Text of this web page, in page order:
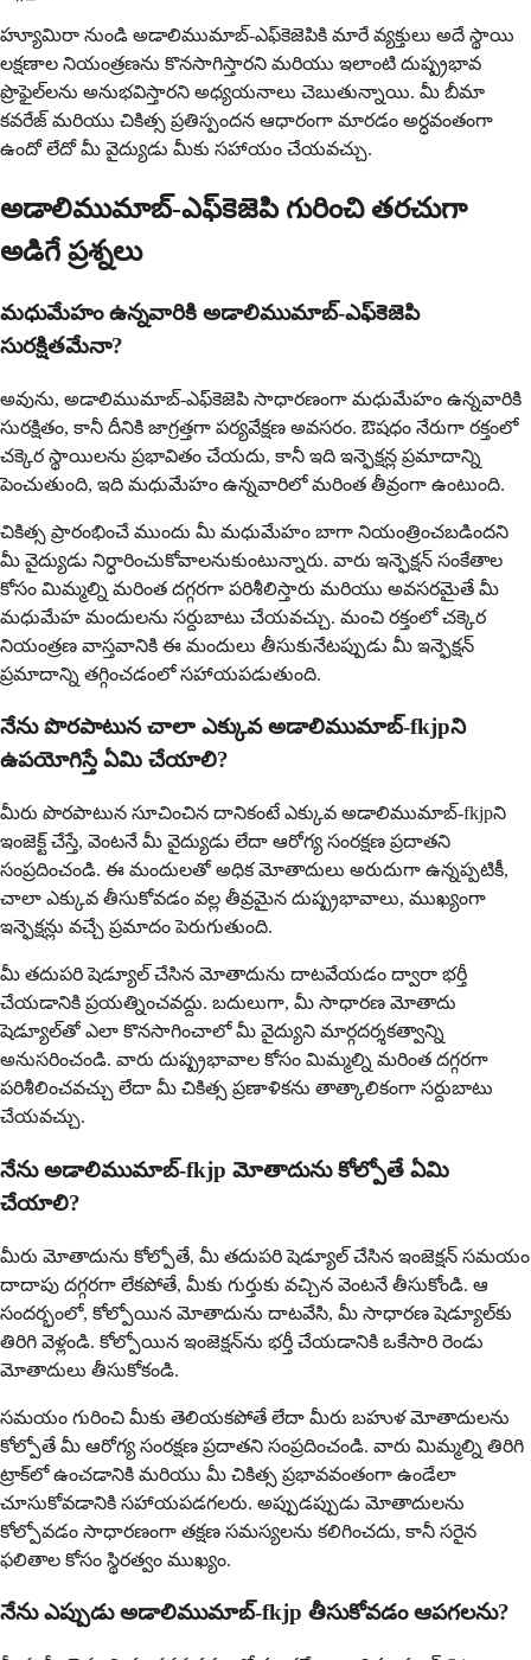
హ్యూమిరా నుండి అడాలిముమాబ్-ఎఫ్‌కెజెపికి మారే వ్యక్తులు అదే స్థాయి
లక్షణాల నియంత్రణను కొనసాగిస్తారని మరియు ఇలాంటి దుష్ప్రభావ
ప్రొఫైల్‌లను అనుభవిస్తారని అధ్యయనాలు చెబుతున్నాయి. మీ బీమా
కవరేజ్ మరియు చికిత్స ప్రతిస్పందన ఆధారంగా మారడం అర్ధవంతంగా
ఉందో లేదో మీ వైద్యుడు మీకు సహాయం చేయవచ్చు.
అడాలిముమాబ్-ఎఫ్‌కెజెపి గురించి తరచుగా
అడిగే ప్రశ్నలు
మధుమేహం ఉన్నవారికి అడాలిముమాబ్-ఎఫ్‌కెజెపి
సురక్షితమేనా?
అవును, అడాలిముమాబ్-ఎఫ్‌కెజెపి సాధారణంగా మధుమేహం ఉన్నవారికి
సురక్షితం, కానీ దీనికి జాగ్రత్తగా పర్యవేక్షణ అవసరం. ఔషధం నేరుగా రక్తంలో
చక్కెర స్థాయిలను ప్రభావితం చేయదు, కానీ ఇది ఇన్ఫెక్షన్ల ప్రమాదాన్ని
పెంచుతుంది, ఇది మధుమేహం ఉన్నవారిలో మరింత తీవ్రంగా ఉంటుంది.
చికిత్స ప్రారంభించే ముందు మీ మధుమేహం బాగా నియంత్రించబడిందని
మీ వైద్యుడు నిర్ధారించుకోవాలనుకుంటున్నారు. వారు ఇన్ఫెక్షన్ సంకేతాల
కోసం మిమ్మల్ని మరింత దగ్గరగా పరిశీలిస్తారు మరియు అవసరమైతే మీ
మధుమేహ మందులను సర్దుబాటు చేయవచ్చు. మంచి రక్తంలో చక్కెర
నియంత్రణ వాస్తవానికి ఈ మందులు తీసుకునేటప్పుడు మీ ఇన్ఫెక్షన్
ప్రమాదాన్ని తగ్గించడంలో సహాయపడుతుంది.
నేను పొరపాటున చాలా ఎక్కువ అడాలిముమాబ్-fkjpని
ఉపయోగిస్తే ఏమి చేయాలి?
మీరు పొరపాటున సూచించిన దానికంటే ఎక్కువ అడాలిముమాబ్-fkjpని
ఇంజెక్ట్ చేస్తే, వెంటనే మీ వైద్యుడు లేదా ఆరోగ్య సంరక్షణ ప్రదాతని
సంప్రదించండి. ఈ మందులతో అధిక మోతాదులు అరుదుగా ఉన్నప్పటికీ,
చాలా ఎక్కువ తీసుకోవడం వల్ల తీవ్రమైన దుష్ప్రభావాలు, ముఖ్యంగా
ఇన్ఫెక్షన్లు వచ్చే ప్రమాదం పెరుగుతుంది.
మీ తదుపరి షెడ్యూల్ చేసిన మోతాదును దాటవేయడం ద్వారా భర్తీ
చేయడానికి ప్రయత్నించవద్దు. బదులుగా, మీ సాధారణ మోతాదు
షెడ్యూల్‌తో ఎలా కొనసాగించాలో మీ వైద్యుని మార్గదర్శకత్వాన్ని
అనుసరించండి. వారు దుష్ప్రభావాల కోసం మిమ్మల్ని మరింత దగ్గరగా
పరిశీలించవచ్చు లేదా మీ చికిత్స ప్రణాళికను తాత్కాలికంగా సర్దుబాటు
చేయవచ్చు.
నేను అడాలిముమాబ్-fkjp మోతాదును కోల్పోతే ఏమి
చేయాలి?
మీరు మోతాదును కోల్పోతే, మీ తదుపరి షెడ్యూల్ చేసిన ఇంజెక్షన్ సమయం
దాదాపు దగ్గరగా లేకపోతే, మీకు గుర్తుకు వచ్చిన వెంటనే తీసుకోండి. ఆ
సందర్భంలో, కోల్పోయిన మోతాదును దాటవేసి, మీ సాధారణ షెడ్యూల్‌కు
తిరిగి వెళ్లండి. కోల్పోయిన ఇంజెక్షన్‌ను భర్తీ చేయడానికి ఒకేసారి రెండు
మోతాదులు తీసుకోకండి.
సమయం గురించి మీకు తెలియకపోతే లేదా మీరు బహుళ మోతాదులను
కోల్పోతే మీ ఆరోగ్య సంరక్షణ ప్రదాతని సంప్రదించండి. వారు మిమ్మల్ని తిరిగి
ట్రాక్‌లో ఉంచడానికి మరియు మీ చికిత్స ప్రభావవంతంగా ఉండేలా
చూసుకోవడానికి సహాయపడగలరు. అప్పుడప్పుడు మోతాదులను
కోల్పోవడం సాధారణంగా తక్షణ సమస్యలను కలిగించదు, కానీ సరైన
ఫలితాల కోసం స్థిరత్వం ముఖ్యం.
నేను ఎప్పుడు అడాలిముమాబ్-fkjp తీసుకోవడం ఆపగలను?